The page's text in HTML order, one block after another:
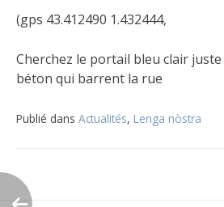
(gps 43.412490 1.432444,
Cherchez le portail bleu clair
béton qui barrent la rue
Publié dans Actualités, Lenga nòstra
de